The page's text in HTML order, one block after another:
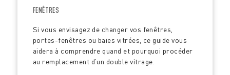
FENÊTRES
Si vous envisagez de changer vos fenêtres,
portes-fenêtres ou baies vitrées, ce guide vous
aidera à comprendre quand et pourquoi procéder
au remplacement d’un double vitrage.